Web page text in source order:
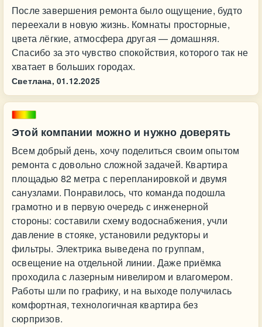
После завершения ремонта было ощущение, будто
переехали в новую жизнь. Комнаты просторные,
цвета лёгкие, атмосфера другая — домашняя.
Спасибо за это чувство спокойствия, которого так не
хватает в больших городах.
Светлана, 01.12.2025
Этой компании можно и нужно доверять
Всем добрый день, хочу поделиться своим опытом
ремонта с довольно сложной задачей. Квартира
площадью 82 метра с перепланировкой и двумя
санузлами. Понравилось, что команда подошла
грамотно и в первую очередь с инженерной
стороны: составили схему водоснабжения, учли
давление в стояке, установили редукторы и
фильтры. Электрика выведена по группам,
освещение на отдельной линии. Даже приёмка
проходила с лазерным нивелиром и влагомером.
Работы шли по графику, и на выходе получилась
комфортная, технологичная квартира без
сюрпризов.